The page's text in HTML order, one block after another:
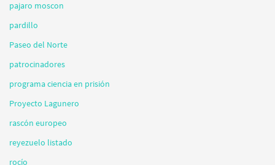
pajaro moscon
pardillo
Paseo del Norte
patrocinadores
programa ciencia en prisión
Proyecto Lagunero
rascón europeo
reyezuelo listado
rocío